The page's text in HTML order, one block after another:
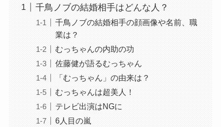
千鳥ノブの結婚相手はどんな人？
千鳥ノブの結婚相手の顔画像や名前、職
業は？
むっちゃんの内助の功
佐藤健が語るむっちゃん
「むっちゃん」の由来は？
むっちゃんは超美人！
テレビ出演はNGに
6人目の嵐